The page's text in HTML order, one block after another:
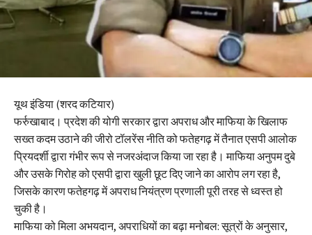
यूथ इंडिया (शरद कटियार)
फर्रुखाबाद। प्रदेश की योगी सरकार द्वारा अपराध और माफिया के खिलाफ
सख्त कदम उठाने की जीरो टॉलरेंस नीति को फतेहगढ़ में तैनात एसपी आलोक
प्रियदर्शी द्वारा गंभीर रूप से नजरअंदाज किया जा रहा है। माफिया अनुपम दुबे
और उसके गिरोह को एसपी द्वारा खुली छूट दिए जाने का आरोप लग रहा है,
जिसके कारण फतेहगढ़ में अपराध नियंत्रण प्रणाली पूरी तरह से ध्वस्त हो
चुकी है।
माफिया को मिला अभयदान, अपराधियों का बढ़ा मनोबल: सूत्रों के अनुसार,